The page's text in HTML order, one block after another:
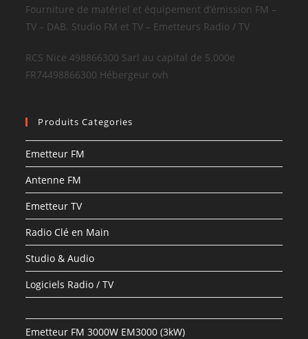
Fourniture de matériel et équipement d’émission FM –
TV – DAB. Studio FM et TV – Emetteurs Radio / TV
RCS Nice 498866300 Sarl au capital de 5.000e
FR74498866300 Hébergeur ovh
Produits Categories
Emetteur FM
Antenne FM
Emetteur TV
Radio Clé en Main
Studio & Audio
Logiciels Radio / TV
Emetteur FM 3000W EM3000 (3kW)